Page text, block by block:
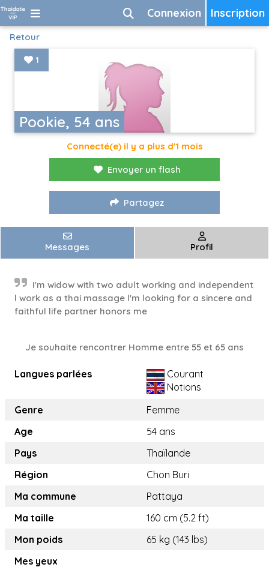
Inscription
Connexion
Retour
Pookie, 54 ans
1
Connecté(e) il y a plus d'1 mois
Envoyer un flash
Partagez
Messages Profil
I'm widow with two adult working and independent
l work as a thai massage l'm looking for a sincere and
faithful life partner honors me
Je souhaite rencontrer Homme entre 55 et 65 ans
Langues parlées
Courant
Notions
Genre
Femme
Age
54 ans
Pays
Thaïlande
Région
Chon Buri
Ma commune
Pattaya
Ma taille
160 cm (5.2 ft)
Mon poids
65 kg (143 lbs)
Mes yeux